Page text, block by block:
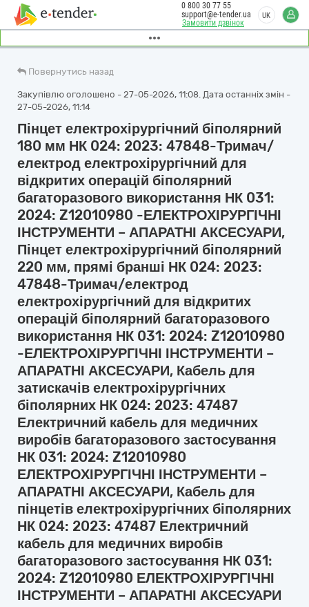
Замовити дзвінок
0 800 30 77 55
support@e-tender.ua
UK
Повернутись назад
Закупівлю оголошено - 27-05-2026, 11:08. Дата останніх змін -
27-05-2026, 11:14
Пінцет електрохірургічний біполярний
180 мм НК 024: 2023: 47848-Тримач/
електрод електрохірургічний для
відкритих операцій біполярний
багаторазового використання НК 031:
2024: Z12010980 -ЕЛЕКТРОХІРУРГІЧНІ
ІНСТРУМЕНТИ – АПАРАТНІ АКСЕСУАРИ,
Пінцет електрохірургічний біполярний
220 мм, прямі бранші НК 024: 2023:
47848-Тримач/електрод
електрохірургічний для відкритих
операцій біполярний багаторазового
використання НК 031: 2024: Z12010980
-ЕЛЕКТРОХІРУРГІЧНІ ІНСТРУМЕНТИ –
АПАРАТНІ АКСЕСУАРИ, Кабель для
затискачів електрохірургічних
біполярних НК 024: 2023: 47487
Електричний кабель для медичних
виробів багаторазового застосування
НК 031: 2024: Z12010980
ЕЛЕКТРОХІРУРГІЧНІ ІНСТРУМЕНТИ –
АПАРАТНІ АКСЕСУАРИ, Кабель для
пінцетів електрохірургічних біполярних
НК 024: 2023: 47487 Електричний
кабель для медичних виробів
багаторазового застосування НК 031:
2024: Z12010980 ЕЛЕКТРОХІРУРГІЧНІ
ІНСТРУМЕНТИ – АПАРАТНІ АКСЕСУАРИ